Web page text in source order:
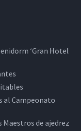
‘Gran Hotel
al Campeonato
de ajedrez